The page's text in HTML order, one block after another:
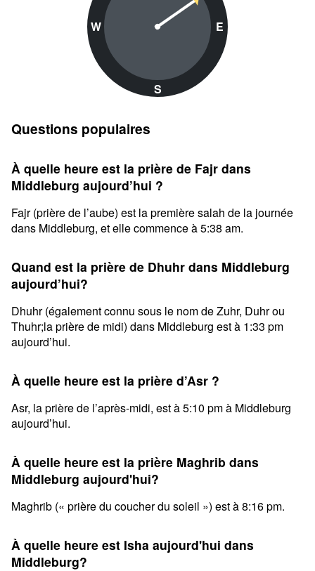
W
S
E
Questions populaires
À quelle heure est la prière de Fajr dans
Middleburg aujourd’hui ?
Fajr (prière de l’aube) est la première salah de la journée
dans Middleburg, et elle commence à 5:38 am.
Quand est la prière de Dhuhr dans Middleburg
aujourd’hui?
Dhuhr (également connu sous le nom de Zuhr, Duhr ou
Thuhr;la prière de midi) dans Middleburg est à 1:33 pm
aujourd’hui.
À quelle heure est la prière d’Asr ?
Asr, la prière de l’après-midi, est à 5:10 pm à Middleburg
aujourd’hui.
À quelle heure est la prière Maghrib dans
Middleburg aujourd'hui?
Maghrib (« prière du coucher du soleil ») est à 8:16 pm.
À quelle heure est Isha aujourd'hui dans
Middleburg?